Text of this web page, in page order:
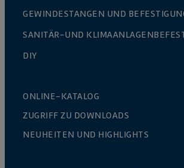
GEWINDESTANGEN UND
SANITÄR-UND
DIY
ONLINE-KATALOG
ZUGRIFF ZU DOWNLOADS
NEUHEITEN UND HIGHLIGHTS